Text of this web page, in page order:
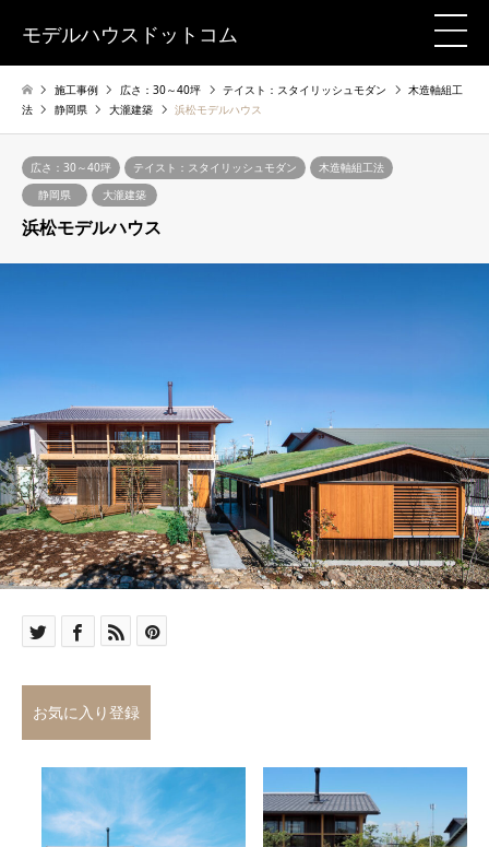
モデルハウスドットコム
施工事例 広さ：30～40坪 テイスト：スタイリッシュモダン
木造軸組工
法
静岡県 大瀧建築 浜松モデルハウス
広さ：30～40坪 テイスト：スタイリッシュモダン
木造軸組工法
静岡県
大瀧建築
浜松モデルハウス
お気に入り登録